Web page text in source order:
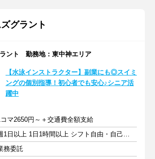
グラント
ント 勤務地：東中神エリア
【水泳インストラクター】副業にも◎スイミ
ングの個別指導！初心者でも安心♪シニア活
躍中
マ2650円～＋交通費全額支給
週1日以上 1日1時間以上 シフト自由・自己申告
務委託